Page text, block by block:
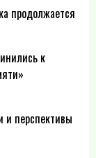
продолжается
к
и перспективы